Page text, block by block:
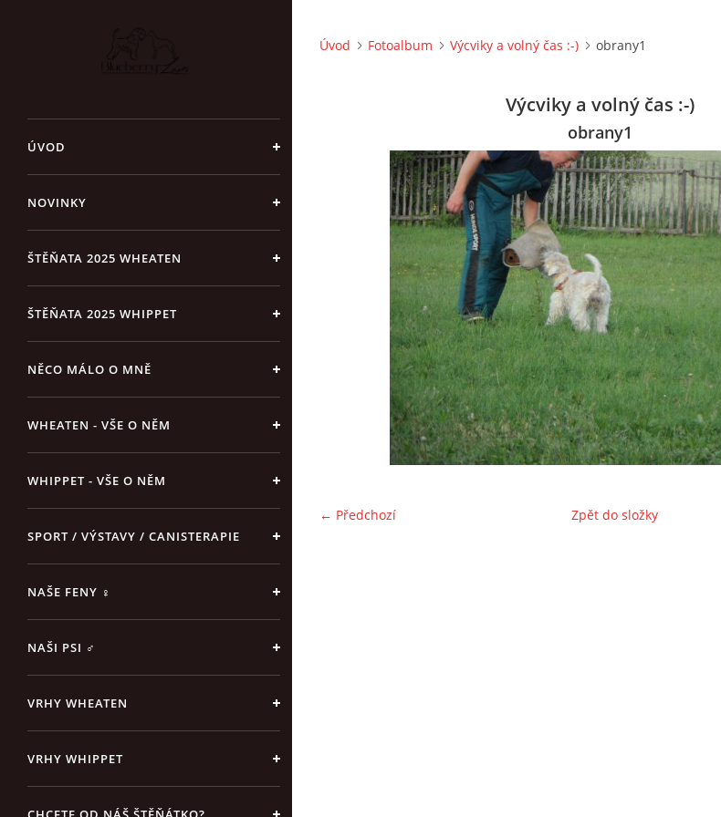
ÚVOD
NOVINKY
ŠTĚŇATA 2025 WHEATEN
ŠTĚŇATA 2025 WHIPPET
NĚCO MÁLO O MNĚ
WHEATEN - VŠE O NĚM
WHIPPET - VŠE O NĚM
SPORT / VÝSTAVY / CANISTERAPIE
NAŠE FENY ♀
NAŠI PSI ♂
VRHY WHEATEN
VRHY WHIPPET
Úvod Fotoalbum Výcviky a volný čas :-) obrany1
Výcviky a volný čas :-)
obrany1
← Předchozí Zpět do složky